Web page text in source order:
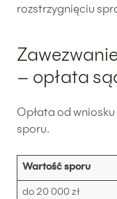
rozstrzygnięciu
– opłata
Opłata od
sporu.
Wartość sporu
do 20 000 zł